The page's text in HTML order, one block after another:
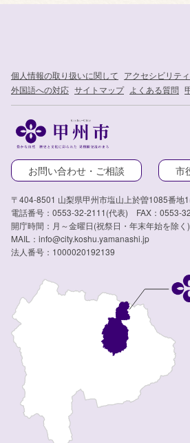
個人情報の取り扱いに関して アクセシビリテ
外国語への対応 サイトマップ よくある質問
お問い合わせ・ご相談 市
〒404-8501 山梨県甲州市塩山上於曽1085番地
電話番号：0553-32-2111(代表) FAX：0553-
開庁時間：月～金曜日(祝祭日・年末年始を除
MAIL：info@city.koshu.yamanashi.jp
法人番号：1000020192139